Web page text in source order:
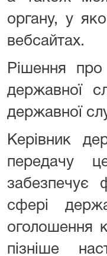
органу, у
вебсайтах.
Рішення
державної
державної
Керівник
передачу
забезпечує
сфері
оголошення
пізніше